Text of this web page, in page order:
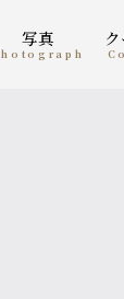
写真
photograph